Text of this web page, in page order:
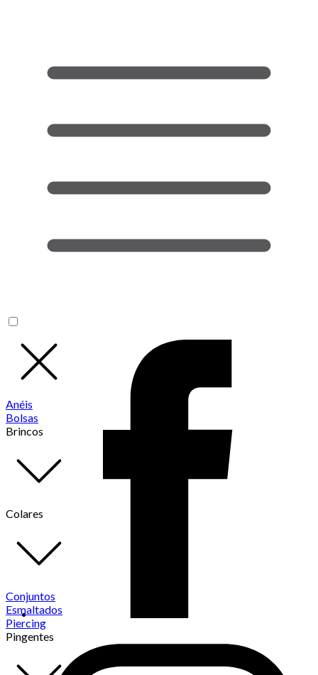
Anéis
Bolsas
Brincos
Colares
Conjuntos
Esmaltados
Piercing
Pingentes